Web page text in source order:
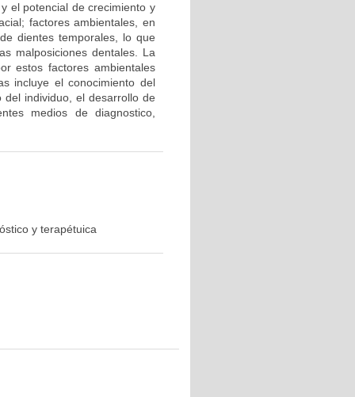
el potencial de crecimiento y
factores ambientales, en
dientes temporales, lo que
malposiciones dentales. La
estos factores ambientales
incluye el conocimiento del
individuo, el desarrollo de
medios de diagnostico,
y terapétuica